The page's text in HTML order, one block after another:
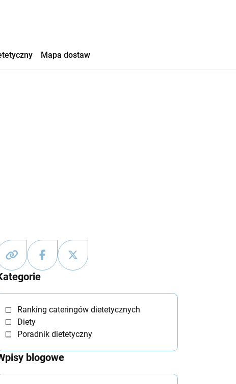
Mapa dostaw
Ranking cateringów dietetycznych
Diety
Poradnik dietetyczny
blogowe